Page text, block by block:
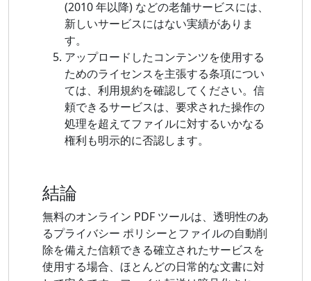
(2010 年以降) などの老舗サービスには、
新しいサービスにはない実績がありま
す。
アップロードしたコンテンツを使用する
ためのライセンスを主張する条項につい
ては、利用規約を確認してください。信
頼できるサービスは、要求された操作の
処理を超えてファイルに対するいかなる
権利も明示的に否認します。
結論
無料のオンライン PDF ツールは、透明性のあ
るプライバシー ポリシーとファイルの自動削
除を備えた信頼できる確立されたサービスを
使用する場合、ほとんどの日常的な文書に対